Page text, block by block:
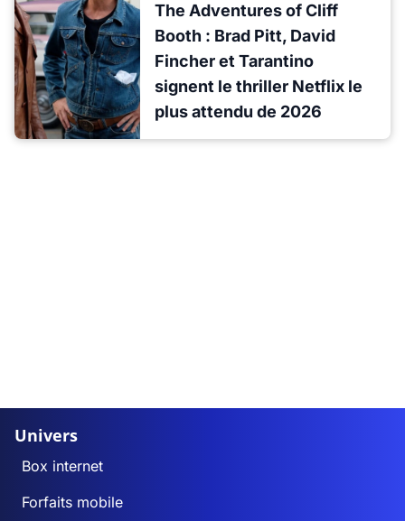
The Adventures of Cliff
Booth : Brad Pitt, David
Fincher et Tarantino
signent le thriller Netflix le
plus attendu de 2026
Univers
Box internet
Forfaits mobile